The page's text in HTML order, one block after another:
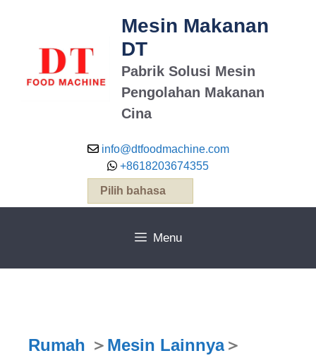
Mesin Makanan
DT
Pabrik Solusi Mesin
Pengolahan Makanan
Cina
info@dtfoodmachine.com
+8618203674355
Pilih bahasa
Menu
Rumah ＞ Mesin Lainnya ＞